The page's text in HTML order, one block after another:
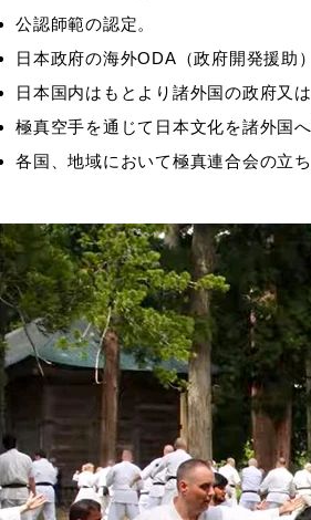
公認師範の認定。
日本政府の海外ODA（政府開発援助
日本国内はもとより諸外国の政府又
極真空手を通じて日本文化を諸外国
各国、地域において極真連合会の立